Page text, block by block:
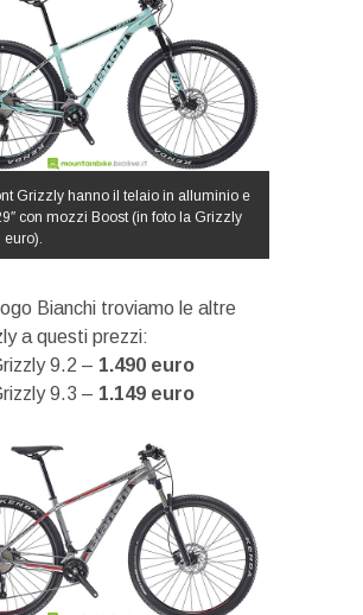
Grizzly hanno il telaio in alluminio e
con mozzi Boost (in foto la Grizzly
euro).
Bianchi troviamo le altre
a questi prezzi:
9.2 – 1.490 euro
9.3 – 1.149 euro